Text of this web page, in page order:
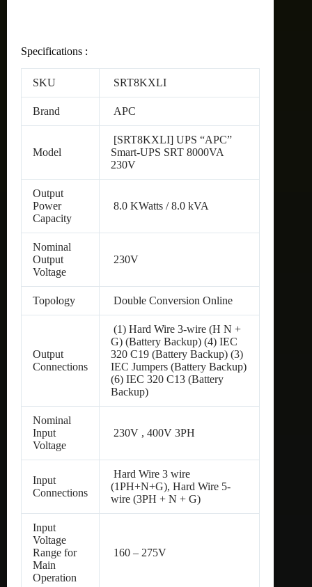
Specifications :
SKU SRT8KXLI
Brand APC
Model
[SRT8KXLI] UPS “APC”
Smart-UPS SRT 8000VA
230V
Output
Power
Capacity
8.0 KWatts / 8.0 kVA
Nominal
Output
Voltage
230V
Topology Double Conversion Online
Output
Connections
(1) Hard Wire 3-wire (H N +
G) (Battery Backup) (4) IEC
320 C19 (Battery Backup) (3)
IEC Jumpers (Battery Backup)
(6) IEC 320 C13 (Battery
Backup)
Nominal
Input
Voltage
230V , 400V 3PH
Input
Connections
Hard Wire 3 wire
(1PH+N+G), Hard Wire 5-
wire (3PH + N + G)
Input
Voltage
Range for
Main
Operation
160 – 275V